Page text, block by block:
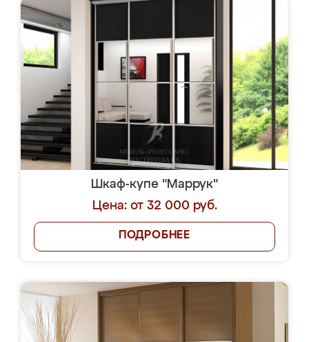
Шкаф-купе "Маррук"
Цена: от 32 000 руб.
ПОДРОБНЕЕ